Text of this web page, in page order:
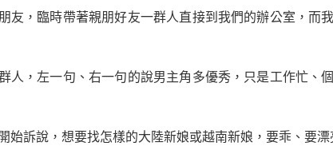
友，臨時帶著親朋好友一群人直接到我們的辦公室，而
人，左一句、右一句的說男主角多優秀，只是工作忙、
始訴說，想要找怎樣的大陸新娘或越南新娘，要乖、要